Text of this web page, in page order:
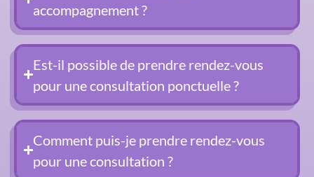
accompagnement ?
Est-il possible de prendre rendez-vous
pour une consultation ponctuelle ?
Comment puis-je prendre rendez-vous
pour une consultation ?